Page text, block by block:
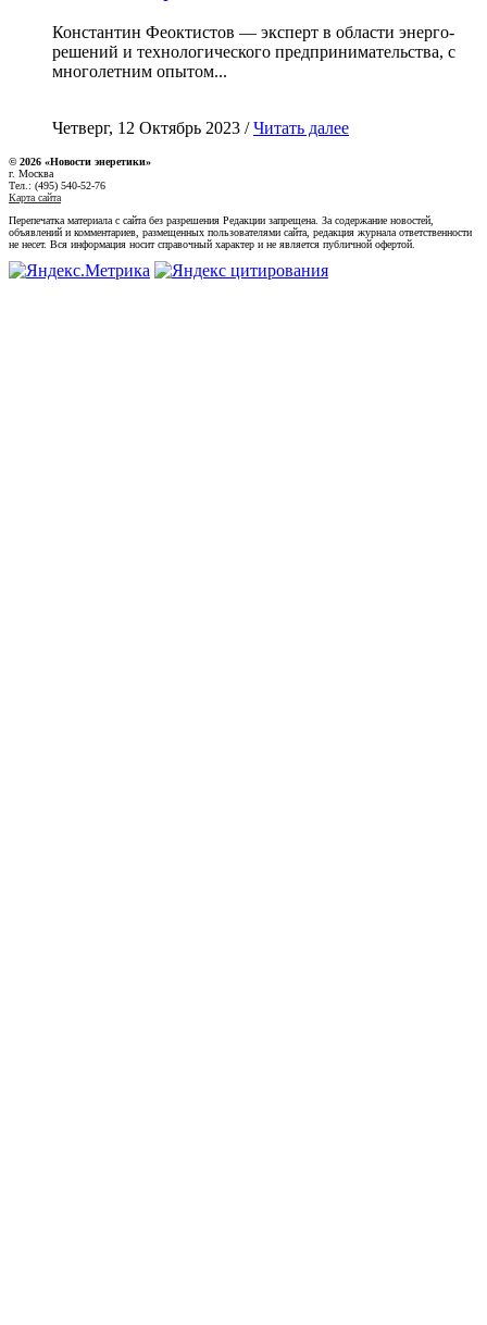
Константин Феоктистов — эксперт в области энерго-
решений и технологического предпринимательства, с
многолетним опытом...
Четверг, 12 Октябрь 2023 /Читать далее
© 2026 «Новости энеретики»
г. Москва
Тел.: (495) 540-52-76
Карта сайта
Перепечатка материала с сайта без разрешения Редакции запрещена. За содержание новостей,
объявлений и комментариев, размещенных пользователями сайта, редакция журнала ответственности
не несет. Вся информация носит справочный характер и не является публичной офертой.